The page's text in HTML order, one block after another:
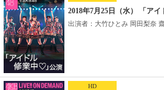
2018年7月25日（水） 「ア
出演者：大竹ひとみ 岡田梨奈 齋
HD